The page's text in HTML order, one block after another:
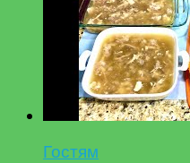
Гостям